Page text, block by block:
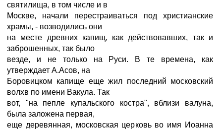
святилища, в том числе и в
Москве, начали перестраиваться под христианские
храмы, - возводились они
на месте древних капищ, как действовавших, так и
заброшенных, так было
везде, и не только на Руси. В те времена, как
утверждает А.Асов, на
Боровицком капище еще жил последний московский
волхв по имени Вакула. Так
вот, "на пепле купальского костра", вблизи валуна,
была заложена первая,
еще деревянная, московская церковь во имя Иоанна